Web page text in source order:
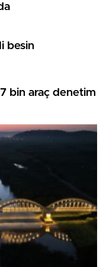
besin
bin araç denetim